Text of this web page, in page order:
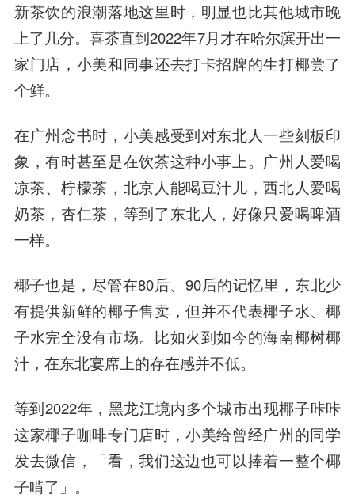
新茶饮的浪潮落地这里时，明显也比其他城市晚
上了几分。喜茶直到2022年7月才在哈尔滨开出一
家门店，小美和同事还去打卡招牌的生打椰尝了
个鲜。
在广州念书时，小美感受到对东北人一些刻板印
象，有时甚至是在饮茶这种小事上。广州人爱喝
凉茶、柠檬茶，北京人能喝豆汁儿，西北人爱喝
奶茶，杏仁茶，等到了东北人，好像只爱喝啤酒
一样。
椰子也是，尽管在80后、90后的记忆里，东北少
有提供新鲜的椰子售卖，但并不代表椰子水、椰
子水完全没有市场。比如火到如今的海南椰树椰
汁，在东北宴席上的存在感并不低。
等到2022年，黑龙江境内多个城市出现椰子咔咔
这家椰子咖啡专门店时，小美给曾经广州的同学
发去微信，「看，我们这边也可以捧着一整个椰
子啃了」。